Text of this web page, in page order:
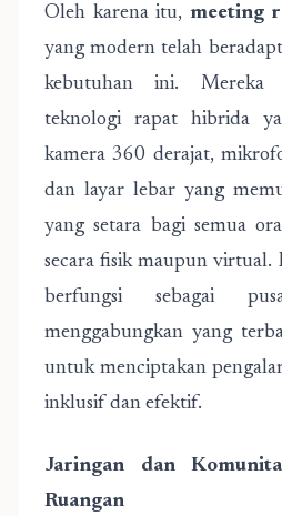
Oleh karena itu, meeting
yang modern telah
kebutuhan ini. Mereka
teknologi rapat hibrida
kamera 360 derajat,
dan layar lebar yang
yang setara bagi semua
secara fisik maupun virtual.
berfungsi sebagai
menggabungkan yang
untuk menciptakan
inklusif dan efektif.
Jaringan dan
Ruangan